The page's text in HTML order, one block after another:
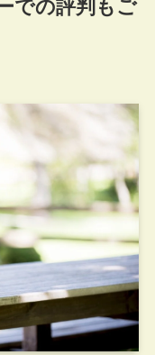
での評判もご